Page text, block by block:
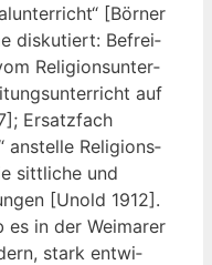
[Bör­ner
dis­ku­tiert: Befrei­
Reli­gi­ons­un­ter­
auf
Ersatz­fach
anstel­le Reli­gi­ons­
sitt­li­che und
[Unold 1912].
es in der Wei­ma­rer
stark ent­wi­